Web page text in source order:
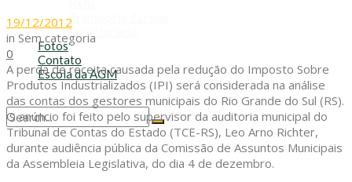
Transporte Escolar
Voluntariado
Fotos
Contato
Escola da AGM
Cursos da AGM
No Result
View All Result
19/12/2012
in Sem categoria
0
A perda de receita causada pela redução do Imposto Sobre
Produtos Industrializados (IPI) será considerada na análise
das contas dos gestores municipais do Rio Grande do Sul (RS).
O anúncio foi feito pelo supervisor da auditoria municipal do
Tribunal de Contas do Estado (TCE-RS), Leo Arno Richter,
durante audiência pública da Comissão de Assuntos Municipais
da Assembleia Legislativa, do dia 4 de dezembro.